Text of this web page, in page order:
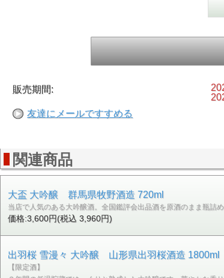
販売期間:
友達にメールですすめる
関連商品
大盃 大吟醸 群馬県牧野酒造 720ml
当店で人気のある大吟醸酒。全国鑑評会出品酒を原酒のまま瓶詰め
価格:3,600円(税込 3,960円)
出羽桜 雪漫々 大吟醸 山形県出羽桜酒造 1800ml
【限定酒】